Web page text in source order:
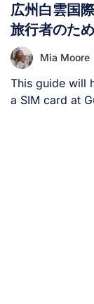
ことで高い評価
の通りです： II.
ービスの優位性
広州白雲国
旅行者のた
Mia Moore
This guide will
a SIM card at